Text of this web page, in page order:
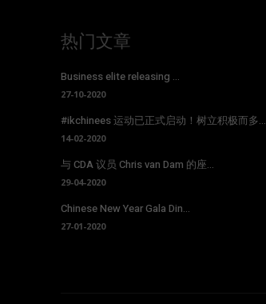
热门文章
Business elite releasing ...
27-10-2020
#ikchinees 运动已正式启动！树立积极而多...
14-02-2020
与 CDA 议员 Chris van Dam 的座...
29-04-2020
Chinese New Year Gala Din...
27-01-2020